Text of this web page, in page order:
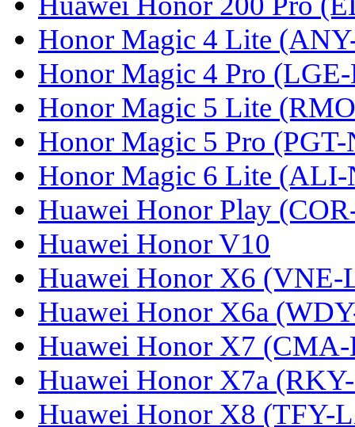
Honor Magic 4 Lite
Honor Magic 4 Pro
Honor Magic 5 Lite
Honor Magic 5 Pro
Honor Magic 6 Lite
Huawei Honor Play
Huawei Honor V10
Huawei Honor X6 (VNE-
Huawei Honor X6a
Huawei Honor X7
Huawei Honor X7a
Huawei Honor X8 (TFY-